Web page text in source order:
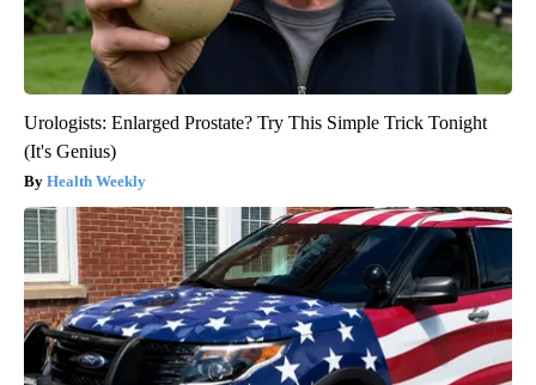
Urologists: Enlarged Prostate? Try This Simple Trick Tonight
(It's Genius)
Health Weekly